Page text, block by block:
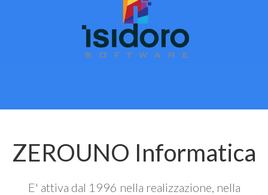
ZEROUNO Informatica
E' attiva dal 1996 nella realizzazione, nella